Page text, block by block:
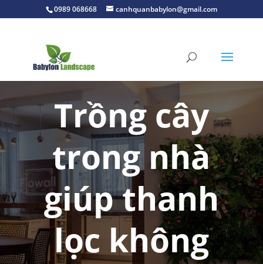
0989 068668 canhquanbabylon@gmail.com
Trồng cây
trong nhà
giúp thanh
lọc không